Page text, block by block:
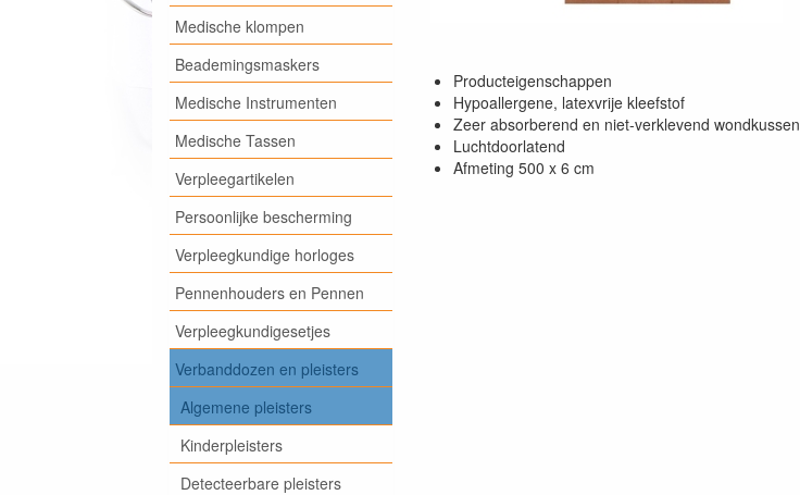
Medische klompen
Beademingsmaskers
Medische Instrumenten
Medische Tassen
Verpleegartikelen
Persoonlijke bescherming
Verpleegkundige horloges
Pennenhouders en Pennen
Verpleegkundigesetjes
Verbanddozen en pleisters
Algemene pleisters
Kinderpleisters
Detecteerbare pleisters
Producteigenschappen
Hypoallergene, latexvrije kleefstof
Zeer absorberend en niet-verklevend wondkussen
Luchtdoorlatend
Afmeting 500 x 6 cm